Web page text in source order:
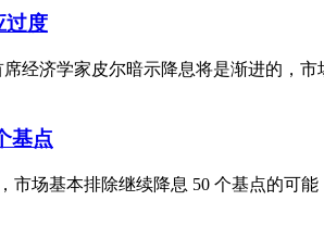
过度
经济学家皮尔暗示降息将是渐进的，
基点
市场基本排除继续降息 50 个基点的可